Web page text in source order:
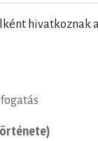
hivatkoznak